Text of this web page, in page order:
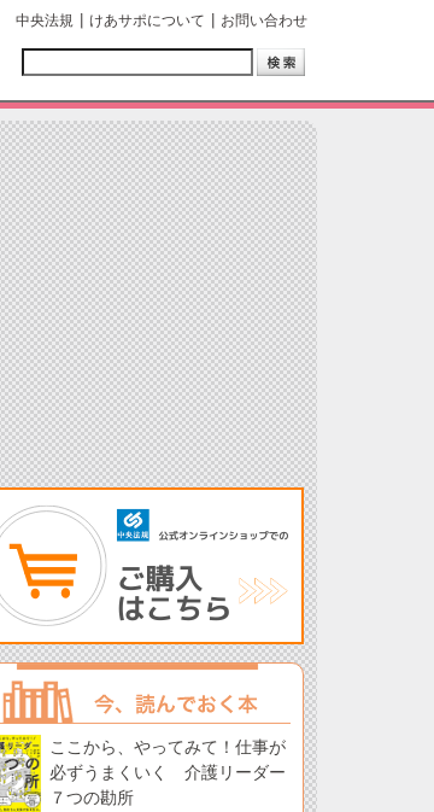
中央法規 けあサポについて お問い合わせ
ここから、やってみて！仕事が
必ずうまくいく 介護リーダー
７つの勘所